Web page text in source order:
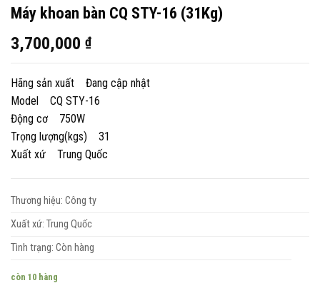
Máy khoan bàn CQ STY-16 (31Kg)
3,700,000 ₫
Hãng sản xuất Đang cập nhật
Model CQ STY-16
Động cơ 750W
Trọng lượng(kgs) 31
Xuất xứ Trung Quốc
Thương hiệu: Công ty
Xuất xứ: Trung Quốc
Tình trạng: Còn hàng
còn 10 hàng